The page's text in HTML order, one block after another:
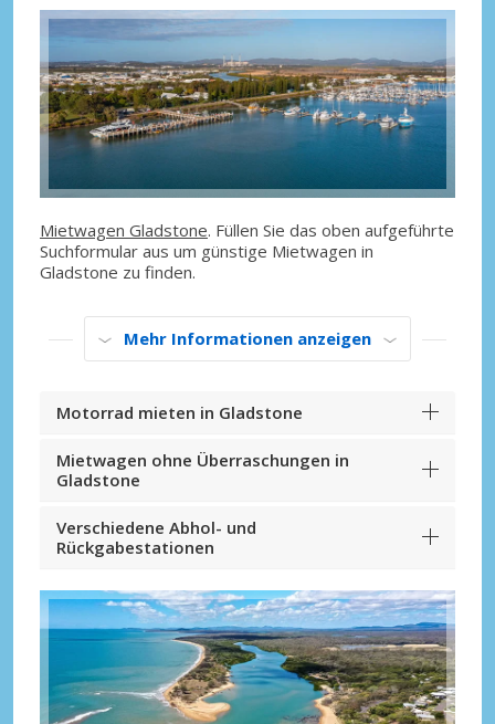
Mietwagen Gladstone. Füllen Sie das oben aufgeführte
Suchformular aus um günstige Mietwagen in
Gladstone zu finden.
Mehr Informationen anzeigen
Motorrad mieten in Gladstone
Mietwagen ohne Überraschungen in
Gladstone
Verschiedene Abhol- und
Rückgabestationen